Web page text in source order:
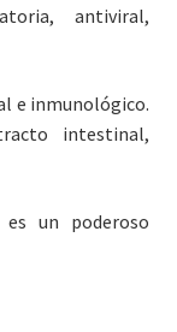
antiviral,
e inmunológico.
intestinal,
un poderoso